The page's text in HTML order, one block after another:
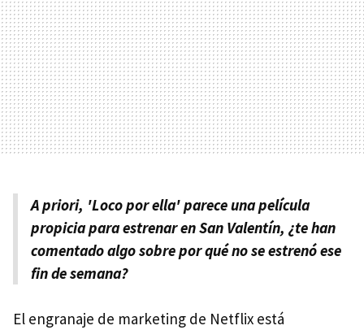
A priori, 'Loco por ella' parece una película
propicia para estrenar en San Valentín, ¿te han
comentado algo sobre por qué no se estrenó ese
fin de semana?
El engranaje de marketing de Netflix está